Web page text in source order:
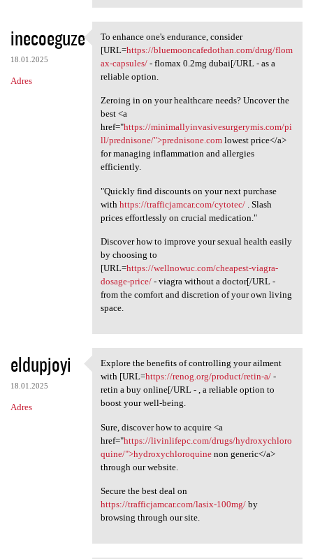
inecoeguze
18.01.2025
Adres
To enhance one's endurance,
To enhance one's endurance, consider
[URL=https://bluemooncafedothan.com/drug/flom
ax-capsules/- flomax 0.2mg dubai[/URL - as a
reliable option.
Zeroing in on your healthcare needs? Uncover the
best <a
href="https://minimallyinvasivesurgerymis.com/pi
ll/prednisone/">prednisone.comlowest price</a>
for managing inflammation and allergies
efficiently.
"Quickly find discounts on your next purchase
with https://trafficjamcar.com/cytotec/. Slash
prices effortlessly on crucial medication."
Discover how to improve your sexual health easily
by choosing to
[URL=https://wellnowuc.com/cheapest-viagra-
dosage-price/- viagra without a doctor[/URL -
from the comfort and discretion of your own living
space.
eldupjoyi
18.01.2025
Adres
Explore the benefits of
Explore the benefits of controlling your ailment
with [URL=https://renog.org/product/retin-a/-
retin a buy online[/URL - , a reliable option to
boost your well-being.
Sure, discover how to acquire <a
href="https://livinlifepc.com/drugs/hydroxychloro
quine/">hydroxychloroquinenon generic</a>
through our website.
Secure the best deal on
https://trafficjamcar.com/lasix-100mg/by
browsing through our site.